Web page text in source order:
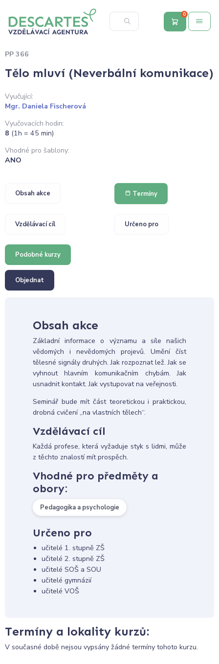
0
PP 366
Tělo mluví (Neverbální komunikace)
Vyučující:
Mgr. Daniela Fischerová
Vyučovacích hodin:
8 (1h = 45 min)
Vhodné pro šablony:
ANO
Obsah akce Termíny
Vzdělávací cíl Určeno pro
Podobné kurzy
Objednat
Obsah akce
Základní informace o významu a síle našich
vědomých i nevědomých projevů. Umění číst
tělesné signály druhých. Jak rozpoznat lež. Jak se
vyhnout hlavním komunikačním chybám. Jak
usnadnit kontakt. Jak vystupovat na veřejnosti.
Seminář bude mít část teoretickou i praktickou,
drobná cvičení „na vlastních tělech“.
Vzdělávací cíl
Každá profese, která vyžaduje styk s lidmi, může
z těchto znalostí mít prospěch.
Vhodné pro předměty a
obory:
Pedagogika a psychologie
Určeno pro
učitelé 1. stupně ZŠ
učitelé 2. stupně ZŠ
učitelé SOŠ a SOU
učitelé gymnázií
učitelé VOŠ
Termíny a lokality kurzů:
V současné době nejsou vypsány žádné termíny tohoto kurzu.